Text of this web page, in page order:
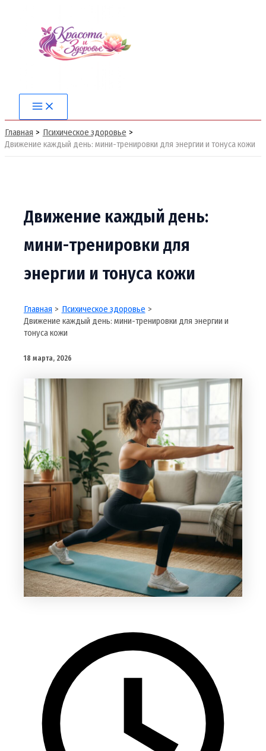
содержимому
Main
Menu
Главная
Психическое здоровье
Движение каждый день: мини-тренировки для энергии и тонуса кожи
Движение каждый день:
мини-тренировки для
энергии и тонуса кожи
Главная
Психическое здоровье
Движение каждый день: мини-тренировки для энергии и
тонуса кожи
18 марта, 2026